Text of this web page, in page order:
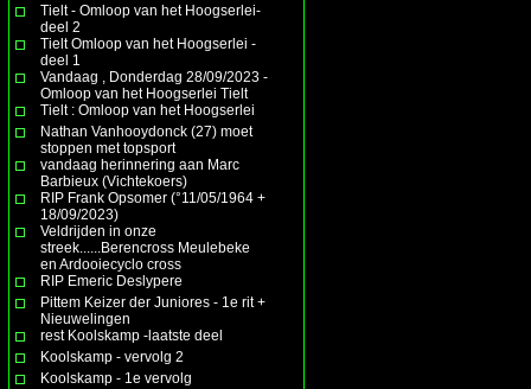
Tielt - Omloop van het Hoogserlei-
deel 2
Tielt Omloop van het Hoogserlei -
deel 1
Vandaag , Donderdag 28/09/2023 -
Omloop van het Hoogserlei Tielt
Tielt : Omloop van het Hoogserlei
Nathan Vanhooydonck (27) moet
stoppen met topsport
vandaag herinnering aan Marc
Barbieux (Vichtekoers)
RIP Frank Opsomer (°11/05/1964 +
18/09/2023)
Veldrijden in onze
streek......Berencross Meulebeke
en Ardooiecyclo cross
RIP Emeric Deslypere
Pittem Keizer der Juniores - 1e rit +
Nieuwelingen
rest Koolskamp -laatste deel
Koolskamp - vervolg 2
Koolskamp - 1e vervolg